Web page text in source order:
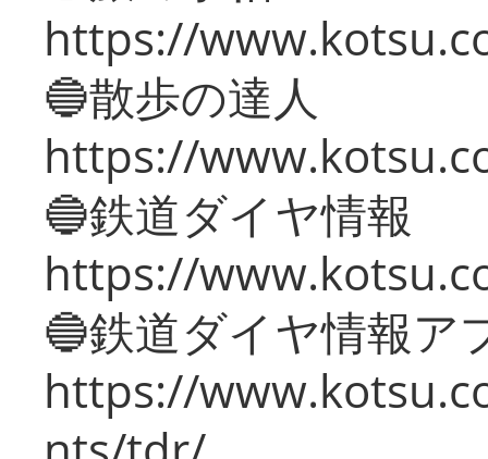
https://
🔵散歩の達人
https://
🔵鉄道ダイヤ情報
https://
🔵鉄道ダイヤ情報ア
https://